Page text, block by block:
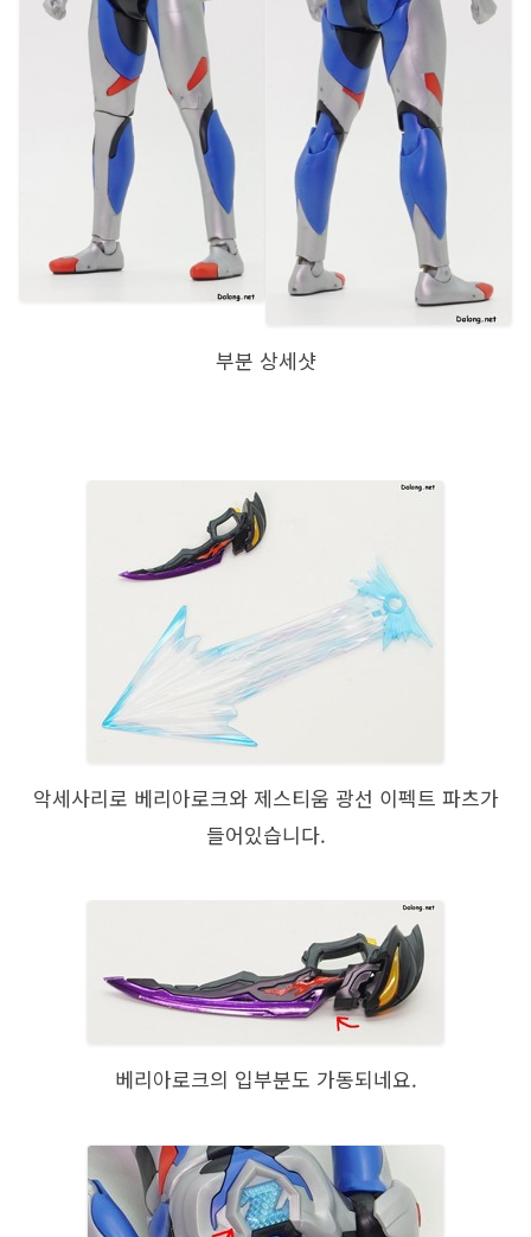
부분 상세샷
악세사리로 베리아로크와 제스티움 광선 이펙트 파츠가
들어있습니다.
베리아로크의 입부분도 가동되네요.